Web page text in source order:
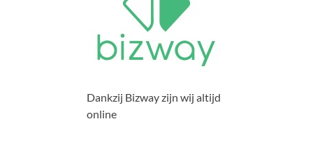
Dankzij Bizway zijn wij altijd
online